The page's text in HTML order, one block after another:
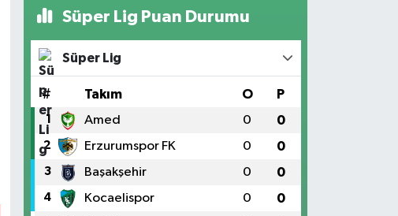
Süper Lig Puan Durumu
Süper Lig
# Takım O P
1 Amed 0 0
2 Erzurumspor FK 0 0
3 Başakşehir 0 0
4 Kocaelispor 0 0